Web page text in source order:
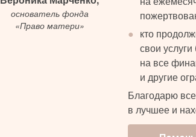
основатель фонда
«Право матери»
● кто
свои
на все
и другие
Благодарю
в лучшее и